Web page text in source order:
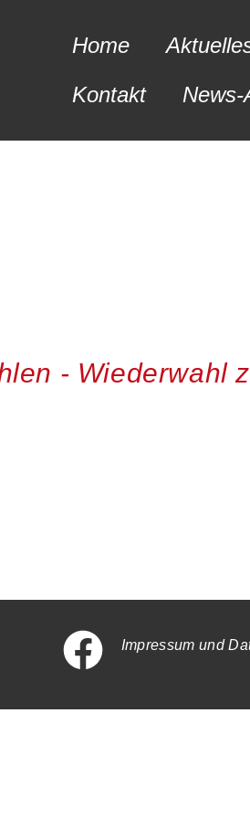
Home
Kontakt
News-
- Wiederwahl
Impressum und